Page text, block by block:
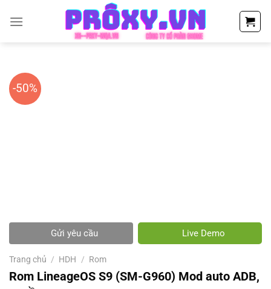
đến
-50%
Gửi yêu cầu Live Demo
Trang chủ / HDH / Rom
Rom LineageOS S9 (SM-G960) Mod auto ADB,